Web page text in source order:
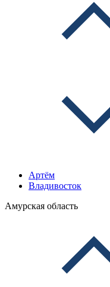
Артём
Владивосток
Амурская область